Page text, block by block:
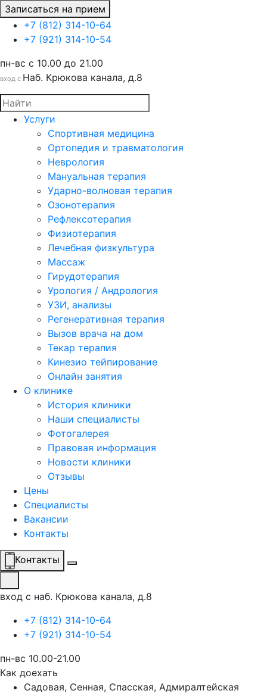
Записаться на прием
+7 (812) 314-10-64
+7 (921) 314-10-54
пн-вс c 10.00 до 21.00
вход с Наб. Крюкова канала, д.8
Услуги
Спортивная медицина
Ортопедия и травматология
Неврология
Мануальная терапия
Ударно-волновая терапия
Озонотерапия
Рефлексотерапия
Физиотерапия
Лечебная физкультура
Массаж
Гирудотерапия
Урология / Андрология
УЗИ, анализы
Регенеративная терапия
Вызов врача на дом
Текар терапия
Кинезио тейпирование
Онлайн занятия
О клинике
История клиники
Наши специалисты
Фотогалерея
Правовая информация
Новости клиники
Отзывы
Цены
Специалисты
Вакансии
Контакты
Контакты
вход с наб. Крюкова канала, д.8
+7 (812) 314-10-64
+7 (921) 314-10-54
пн-вс 10.00-21.00
Как доехать
Садовая, Сенная, Спасская, Адмиралтейская